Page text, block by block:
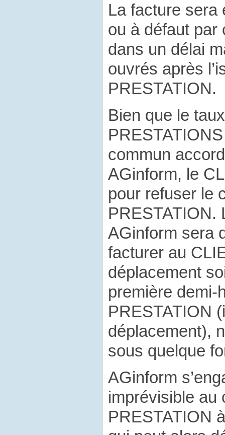
La facture sera
ou à défaut par
dans un délai
ouvrés après
PRESTATION.
Bien que le
commun
AGinform, le
pour refuser le
PRESTATION.
AGinform sera
facturer au
déplacement
première demi-
PRESTATION
déplacement),
sous quelque
AGinform
imprévisible au
PRESTATION